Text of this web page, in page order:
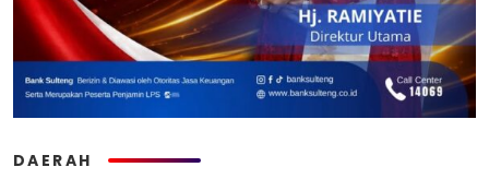
DAERAH